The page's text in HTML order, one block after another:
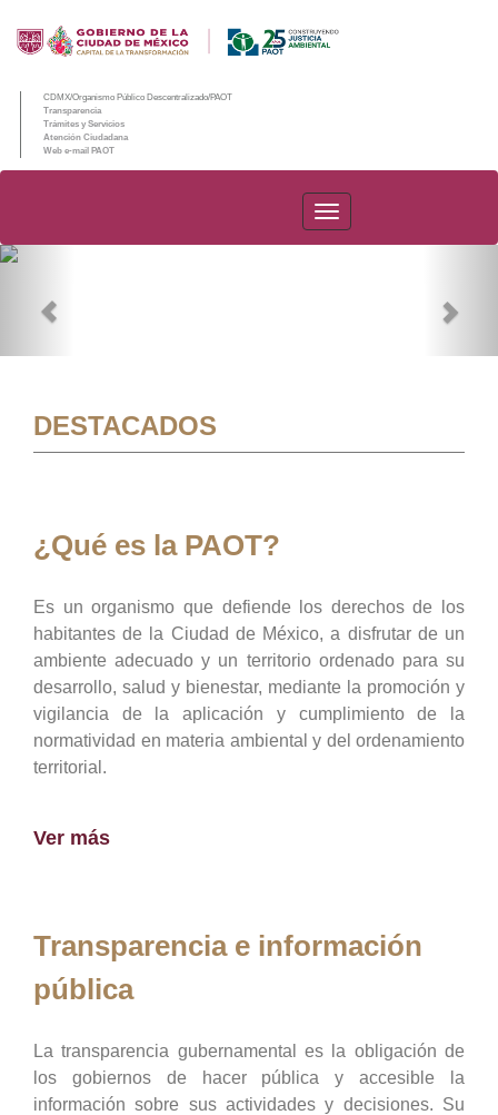
CDMX/Organismo Público Descentralizado/PAOT
Transparencia
Trámites y Servicios
Atención Ciudadana
Web e-mail PAOT
PAOT
DESTACADOS
¿Qué es la PAOT?
Es un organismo que defiende los derechos de los
habitantes de la Ciudad de México, a disfrutar de un
ambiente adecuado y un territorio ordenado para su
desarrollo, salud y bienestar, mediante la promoción y
vigilancia de la aplicación y cumplimiento de la
normatividad en materia ambiental y del ordenamiento
territorial.
Ver más
Transparencia e información
pública
La transparencia gubernamental es la obligación de
los gobiernos de hacer pública y accesible la
información sobre sus actividades y decisiones. Su